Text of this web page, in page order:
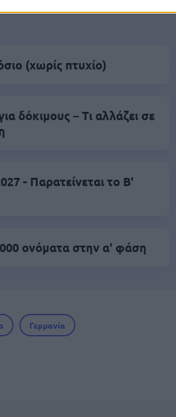
(χωρίς πτυχίο)
δόκιμους – Τι αλλάζει σε
- Παρατείνεται το Β'
ονόματα στην α' φάση
Γερμανία